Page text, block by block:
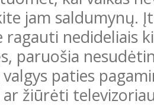
jam saldumynų.
nedideliais
paruošia
paties
žiūrėti